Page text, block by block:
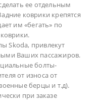
ее отдельным
коврики крепятся
им «бегать» по
Skoda, привлекут
Ваших пассажиров.
болты-
от износа от
берцы и т.д).
при заказе